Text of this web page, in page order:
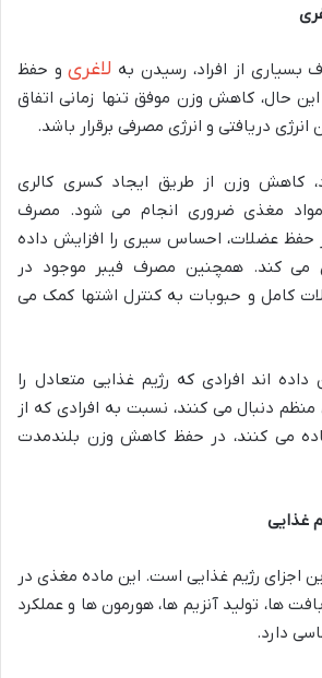
بسیاری از افراد، رسیدن به لاغریو حفظ
حال، کاهش وزن موفق تنها زمانی اتفاق
دریافتی و انرژی مصرفی برقرار باشد.
کاهش وزن از طریق ایجاد کسری کالری
مغذی ضروری انجام می شود. مصرف
حفظ عضلات، احساس سیری را افزایش داده
می کند. همچنین مصرف فیبر موجود در
کامل و حبوبات به کنترل اشتها کمک می
اند افرادی که رژیم غذایی متعادل را
دنبال می کنند، نسبت به افرادی که از
می کنند، در حفظ کاهش وزن بلندمدت
غذایی
اجزای رژیم غذایی است. این ماده مغذی در
ها، تولید آنزیم ها، هورمون ها و عملکرد
دارد.